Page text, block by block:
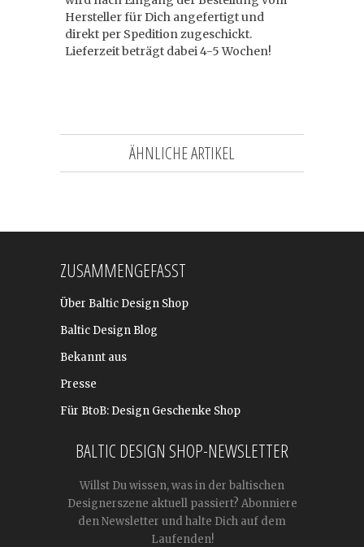
Hersteller für Dich angefertigt und
direkt per Spedition zugeschickt.
Lieferzeit beträgt dabei 4-5 Wochen!
ÄHNLICHE ARTIKEL
ZUSAMMENGEFASST
Über Baltic Design Shop
Baltic Design Blog
Bekannt aus
Presse
Für BtoB: Design Geschenke Shop
BALTIC DESIGN SHOP-NEWSLETTER
Willst Du wissen, was in der baltischen
Designerszene aktuell passiert? Abonniere
den Newsletter und halte Dich auf dem
Laufenden!